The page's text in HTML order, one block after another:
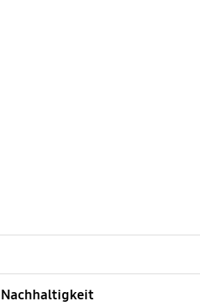
Nachhaltigkeit